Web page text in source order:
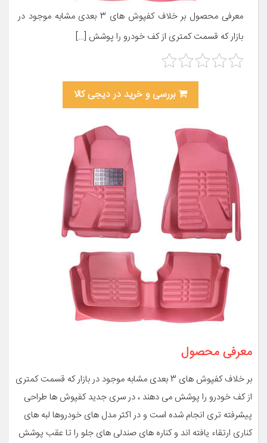
معرفی محصول بر خلاف کفپوش های 3 بعدی مشابه موجود در
بازار که قسمت کمتری از کف خودرو را پوشش […]
بررسی و خرید در دیجی کالا
معرفی محصول
بر خلاف کفپوش های 3 بعدی مشابه موجود در بازار که قسمت کمتری
از کف خودرو را پوشش می دهند ، در سری جدید کفپوش ها طراحی
پیشرفته تری انجام شده است و در اکثر مدل های خودروها لبه های
کناری ارتقاء یافته اند و کناره های صندلی های جلو را تا عقب پوشش